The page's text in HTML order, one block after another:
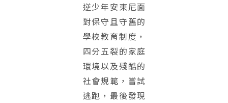
逆少年安東尼面
對保守且守舊的
學校教育制度，
四分五裂的家庭
環境以及殘酷的
社會規範，嘗試
逃跑，最後發現